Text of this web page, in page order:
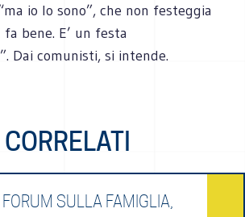
io lo sono”, che non festeggia
bene. E’ un festa
Dai comunisti, si intende.
SULLA FAMIGLIA,